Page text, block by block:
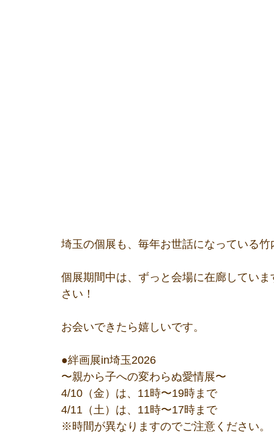
埼玉の個展も、毎年お世話になっている
個展期間中は、ずっと会場に在廊してい
さい！
お会いできたら嬉しいです。
●絆画展in埼玉2026
〜親から子への変わらぬ愛情展〜
4/10（金）は、11時〜19時まで
4/11（土）は、11時〜17時まで
※時間が異なりますのでご注意ください。